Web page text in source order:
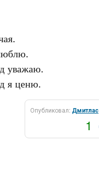
уважаю.
Опубликовал: Дмитлас
1